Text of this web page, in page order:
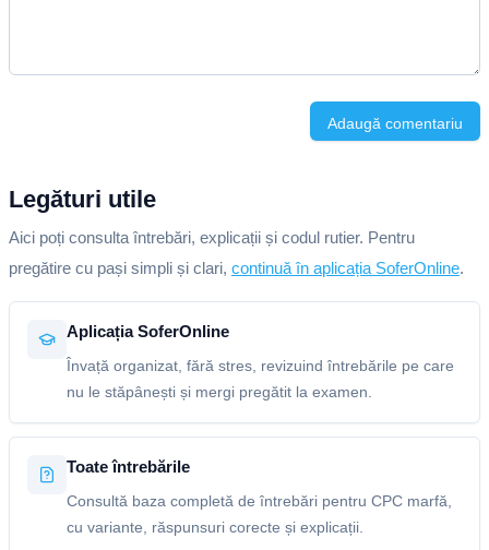
Adaugă comentariu
Legături utile
Aici poți consulta întrebări, explicații și codul rutier. Pentru
pregătire cu pași simpli și clari, continuă în aplicația SoferOnline.
Aplicația SoferOnline
Învață organizat, fără stres, revizuind întrebările pe care
nu le stăpânești și mergi pregătit la examen.
Toate întrebările
Consultă baza completă de întrebări pentru CPC marfă,
cu variante, răspunsuri corecte și explicații.